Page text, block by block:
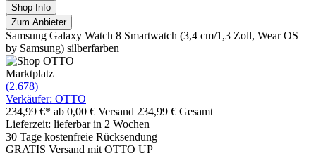
Shop-Info
Zum Anbieter
Samsung Galaxy Watch 8 Smartwatch (3,4 cm/1,3 Zoll, Wear OS
by Samsung) silberfarben
Marktplatz
(2.678)
Verkäufer: OTTO
234,99 €* ab 0,00 € Versand 234,99 € Gesamt
Lieferzeit: lieferbar in 2 Wochen
30 Tage kostenfreie Rücksendung
GRATIS Versand mit OTTO UP